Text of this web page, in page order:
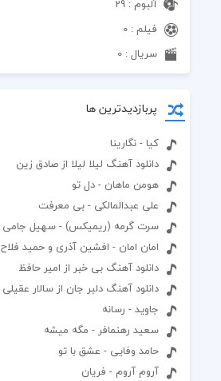
آلبوم : 29
فیلم : 0
سریال : 0
پربازدیدترین ها
کیا - نگارینا
دانلود آهنگ لیلا لیلا از صادق زین
هومن ماهان - دل تو
علی عبدالمالکی - بی معرفت
سرت گرمه (ریمیکس) - سهیل جامی
امان امان - افشین آذری و حمید فلاح
دانلود آهنگ بی خبر از امیر حافظ
دانلود آهنگ دلبر جان از سالار عقیلی
جاوید - رسانه
سعید رهنمافر - مگه میشه
حامد وفایی - عشق با تو
آروم آروم - فریان